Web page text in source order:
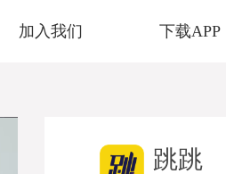
加入我们 下载APP
跳跳